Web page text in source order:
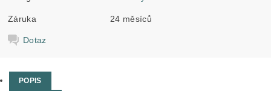
Záruka 24 měsíců
Dotaz
POPIS